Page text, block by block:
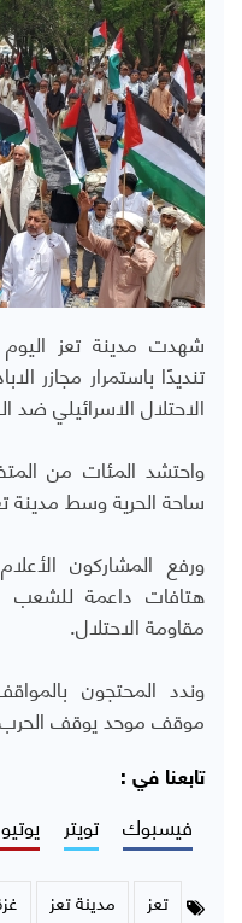
شهدت مدينة تعز
تنديدًا باستمرار مجازر
الاحتلال الاسرائيلي
واحتشد المئات من
ساحة الحرية وسط مدينة
ورفع المشاركون
هتافات داعمة للشعب
مقاومة الاحتلال.
وندد المحتجون
موقف موحد يوقف
تابعنا في :
فيسبوك تويتر
تعز مدينة تعز